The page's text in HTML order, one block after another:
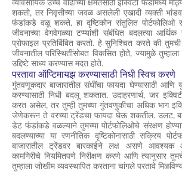
व्यावसायिक उच्च वाढीच्या क्षमतेसाठी इक्विटी फंडांमध्ये
शकतो, तर निवृत्तीच्या जवळ असलेली एखादी व्यक्ती
फंडांकडे वळू शकते. हा दृष्टिकोन संतुलित पोर्टफोलिओ
जीवनाच्या वेगवेगळ्या टप्प्यांशी संबंधित बदलत्या
प्रोफाइल प्रतिबिंबित करतो. हे सुनिश्चित करते की
जीवनातील परिस्थितींसोबत विकसित होते, ज्यामुळे
उद्दिष्टे साध्य करण्यास मदत होते.
परतावा ऑप्टिमायझ करण्यासाठी निधी स्विच करणे
गुंतवणूकदार बाजारातील संधींचा फायदा घेण्यासाठी आणि
करण्यासाठी निधी बदलू शकतात. उदाहरणार्थ, जर
करत असेल, तर तुम्ही तुमच्या गुंतवणुकीचा अधिक भाग
जेणेकरून ते वरच्या ट्रेंडचा फायदा घेऊ शकतील. उलट,
डेट फंडांकडे वळल्याने तुमच्या पोर्टफोलिओचे संरक्षण
बदलण्याच्या या रणनीतिक दृष्टिकोनासाठी सक्रिय
बाजारातील ट्रेंडवर बारकाईने लक्ष असणे आवश्यक
कामगिरीचे नियमितपणे निरीक्षण करणे आणि त्यानुसार
तुम्हाला जोखीम व्यवस्थापित करताना चांगले परतावे